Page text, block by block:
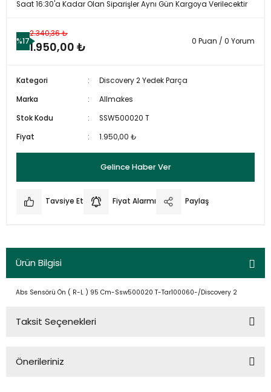
Saat 16:30'a Kadar Olan Siparişler Aynı Gün Kargoya Verilecektir
%17
2.340,36 ₺
1.950,00 ₺ 0 Puan / 0 Yorum
Kategori
Discovery 2 Yedek Parça
Marka
Allmakes
Stok Kodu
SSW500020 T
Fiyat
1.950,00 ₺
Gelince Haber Ver
Tavsiye Et Fiyat Alarmı Paylaş
Ürün Bilgisi
Abs Sensörü Ön ( R-L ) 95 Cm-Ssw500020 T-Tar100060-/Discovery 2
Taksit Seçenekleri
Önerileriniz